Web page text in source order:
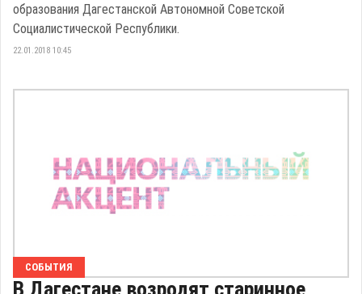
образования Дагестанской Автономной Советской
Социалистической Республики.
22.01.2018 10:45
СОБЫТИЯ
В Дагестане возродят старинное